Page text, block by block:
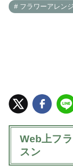
# フラワーアレン
Web上フ
スン